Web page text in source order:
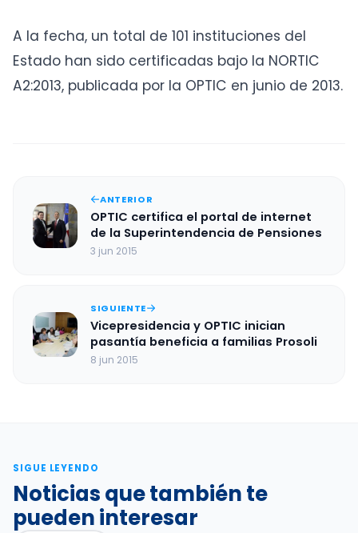
A la fecha, un total de 101 instituciones del
Estado han sido certificadas bajo la NORTIC
A2:2013, publicada por la OPTIC en junio de 2013.
ANTERIOR
OPTIC certifica el portal de internet
de la Superintendencia de Pensiones
3 jun 2015
SIGUIENTE
Vicepresidencia y OPTIC inician
pasantía beneficia a familias Prosoli
8 jun 2015
SIGUE LEYENDO
Noticias que también te
pueden interesar